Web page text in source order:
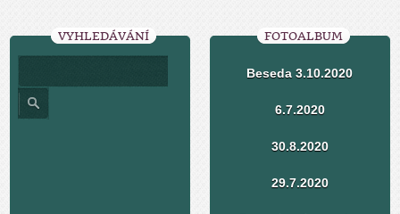
VYHLEDÁVÁNÍ FOTOALBUM
Beseda 3.10.2020
6.7.2020
30.8.2020
29.7.2020